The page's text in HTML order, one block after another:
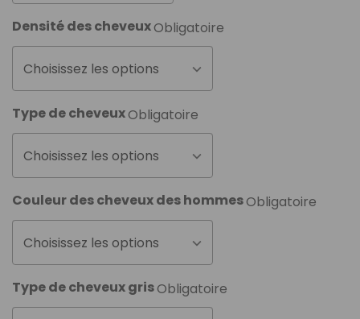
Densité des cheveuxObligatoire
Choisissez les options
Type de cheveuxObligatoire
Choisissez les options
Couleur des cheveux des hommesObligatoire
Choisissez les options
Type de cheveux grisObligatoire